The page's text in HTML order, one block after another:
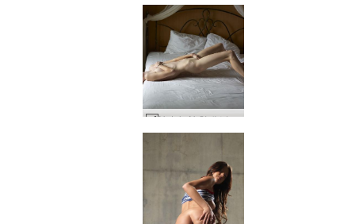
Nataly N 침대 님프 #52